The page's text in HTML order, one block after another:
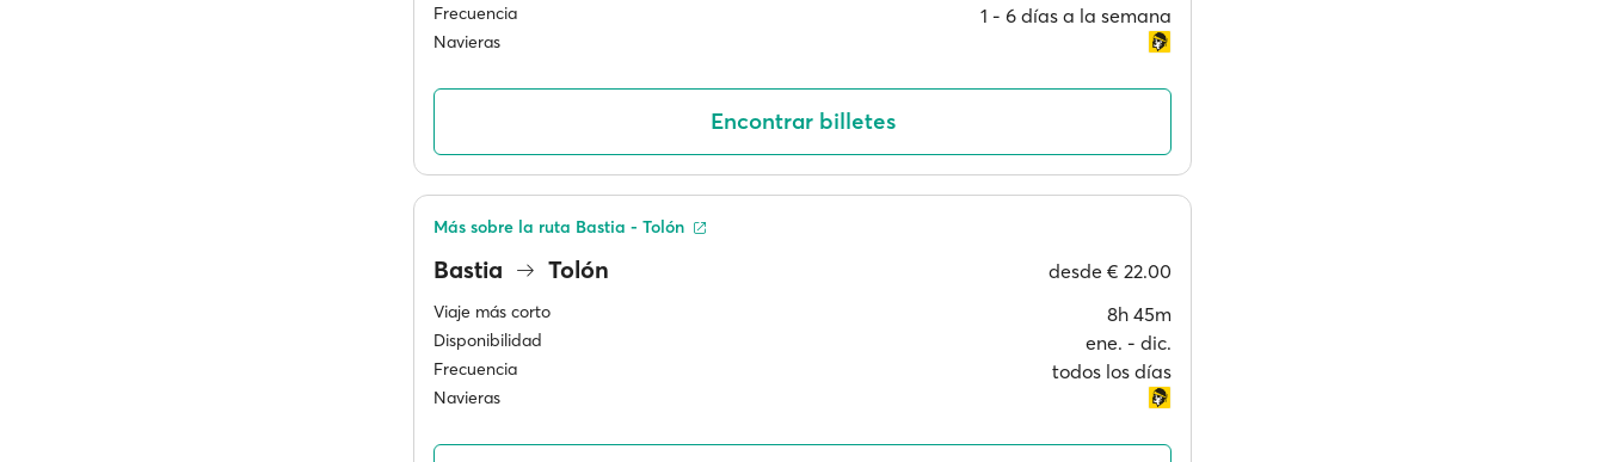
Frecuencia 1 ‐ 6 días a la semana
Navieras
Encontrar billetes
Bastia Tolón desde € 22.00
Viaje más corto 8h 45m
Disponibilidad ene. ‐ dic.
Frecuencia todos los días
Navieras
Más sobre la ruta Bastia - Tolón